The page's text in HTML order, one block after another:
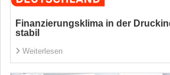
Finanzierungsklima in der
stabil
Weiterlesen